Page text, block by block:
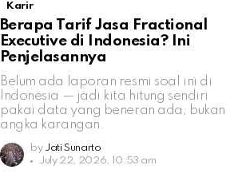
Karir
Berapa Tarif Jasa Fractional
Executive di Indonesia? Ini
Penjelasannya
Belum ada laporan resmi soal ini di
Indonesia — jadi kita hitung sendiri
pakai data yang beneran ada, bukan
angka karangan.
by Jati Sunarto
July 22, 2026, 10:53 am